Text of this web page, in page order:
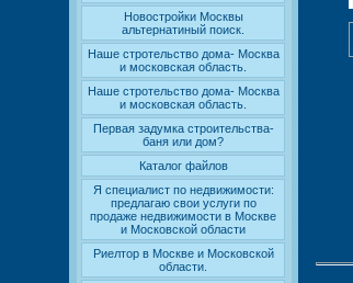
Новостройки Москвы
альтернатиный поиск.
Наше стротельство дома- Москва
и московская область.
Наше стротельство дома- Москва
и московская область.
Первая задумка строительства-
баня или дом?
Каталог файлов
Я специалист по недвижимости:
предлагаю свои услуги по
продаже недвижимости в Москве
и Московской области
Риелтор в Москве и Московской
области.